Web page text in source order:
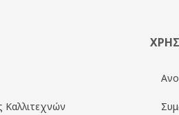
Καλλιτεχνών